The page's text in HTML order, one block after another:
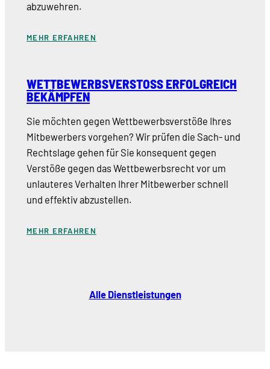
abzuwehren.
MEHR ERFAHREN
WETTBEWERBSVERSTOSS ERFOLGREICH B
EKÄMPFEN
Sie möchten gegen Wettbewerbsverstöße Ihres
Mitbewerbers vorgehen? Wir prüfen die Sach- und
Rechtslage gehen für Sie konsequent gegen
Verstöße gegen das Wettbewerbsrecht vor um
unlauteres Verhalten Ihrer Mitbewerber schnell
und effektiv abzustellen.
MEHR ERFAHREN
Alle Dienstleistungen